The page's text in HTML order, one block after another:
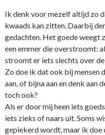
Ik denk voor mezelf altijd zo
kwaads kan zitten. Daarbij
gedachten. Het goede weegt
een emmer die overstroomt:
stroomt er iets slechts over
Zo doe ik dat ook bij mensen
aan, of bijna aan en denk aan
toch ook?
Als er door mij heen iets
iets zieks of naars uit. Soms
gepiekerd wordt, maar ik doe